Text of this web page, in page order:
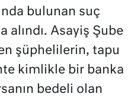
bulunan suç
alındı. Asayiş Şube
şüphelilerin, tapu
kimlikle bir banka
bedeli olan